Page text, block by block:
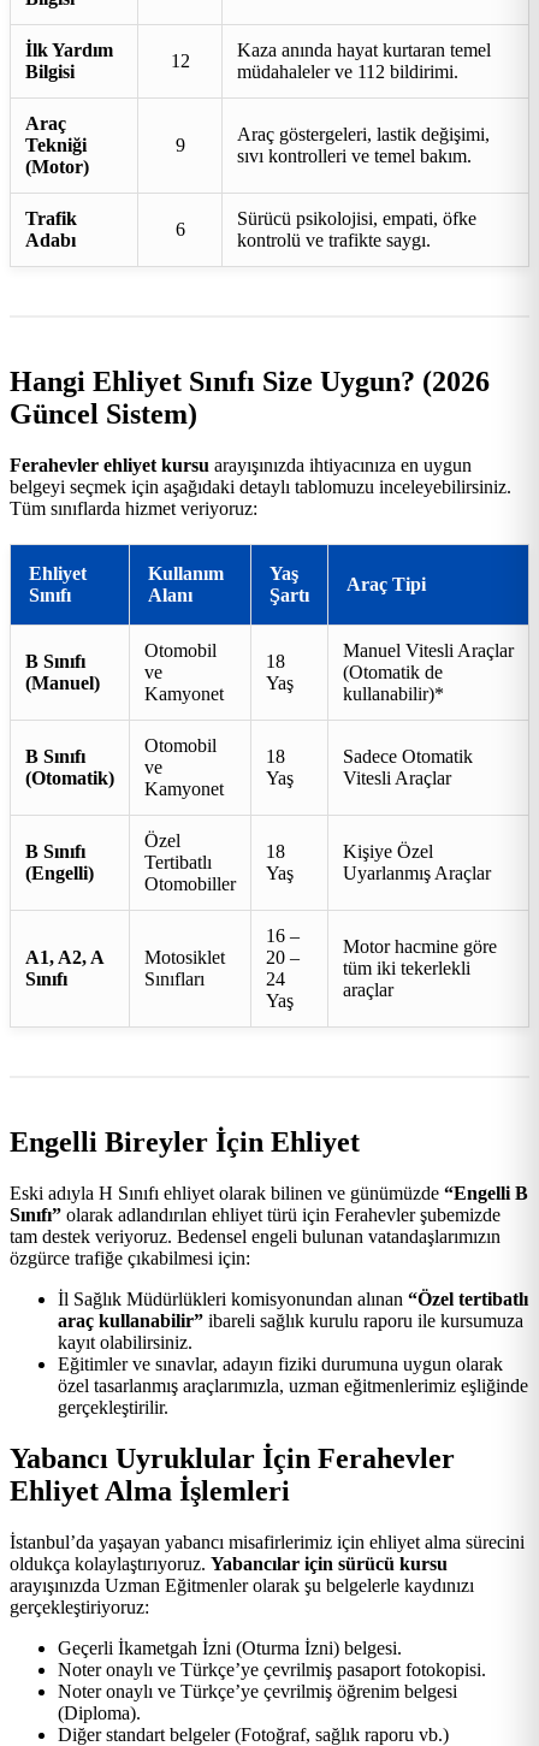
İlk Yardım
Bilgisi
12
Kaza anında hayat kurtaran temel
müdahaleler ve 112 bildirimi.
Araç
Tekniği
(Motor)
9
Araç göstergeleri, lastik değişimi,
sıvı kontrolleri ve temel bakım.
Trafik
Adabı
6
Sürücü psikolojisi, empati, öfke
kontrolü ve trafikte saygı.
Hangi Ehliyet Sınıfı Size Uygun? (2026
Güncel Sistem)
Ferahevler ehliyet kursu arayışınızda ihtiyacınıza en uygun
belgeyi seçmek için aşağıdaki detaylı tablomuzu inceleyebilirsiniz.
Tüm sınıflarda hizmet veriyoruz:
Ehliyet
Sınıfı
Kullanım
Alanı
Yaş
Şartı
Araç Tipi
B Sınıfı
(Manuel)
Otomobil
ve
Kamyonet
18
Yaş
Manuel Vitesli Araçlar
(Otomatik de
kullanabilir)*
B Sınıfı
(Otomatik)
Otomobil
ve
Kamyonet
18
Yaş
Sadece Otomatik
Vitesli Araçlar
B Sınıfı
(Engelli)
Özel
Tertibatlı
Otomobiller
18
Yaş
Kişiye Özel
Uyarlanmış Araçlar
A1, A2, A
Sınıfı
Motosiklet
Sınıfları
16 –
20 –
24
Yaş
Motor hacmine göre
tüm iki tekerlekli
araçlar
Engelli Bireyler İçin Ehliyet
Eski adıyla H Sınıfı ehliyet olarak bilinen ve günümüzde “Engelli B
Sınıfı” olarak adlandırılan ehliyet türü için Ferahevler şubemizde
tam destek veriyoruz. Bedensel engeli bulunan vatandaşlarımızın
özgürce trafiğe çıkabilmesi için:
İl Sağlık Müdürlükleri komisyonundan alınan “Özel tertibatlı
araç kullanabilir” ibareli sağlık kurulu raporu ile kursumuza
kayıt olabilirsiniz.
Eğitimler ve sınavlar, adayın fiziki durumuna uygun olarak
özel tasarlanmış araçlarımızla, uzman eğitmenlerimiz eşliğinde
gerçekleştirilir.
Yabancı Uyruklular İçin Ferahevler
Ehliyet Alma İşlemleri
İstanbul’da yaşayan yabancı misafirlerimiz için ehliyet alma sürecini
oldukça kolaylaştırıyoruz. Yabancılar için sürücü kursu
arayışınızda Uzman Eğitmenler olarak şu belgelerle kaydınızı
gerçekleştiriyoruz:
Geçerli İkametgah İzni (Oturma İzni) belgesi.
Noter onaylı ve Türkçe’ye çevrilmiş pasaport fotokopisi.
Noter onaylı ve Türkçe’ye çevrilmiş öğrenim belgesi
(Diploma).
Diğer standart belgeler (Fotoğraf, sağlık raporu vb.)